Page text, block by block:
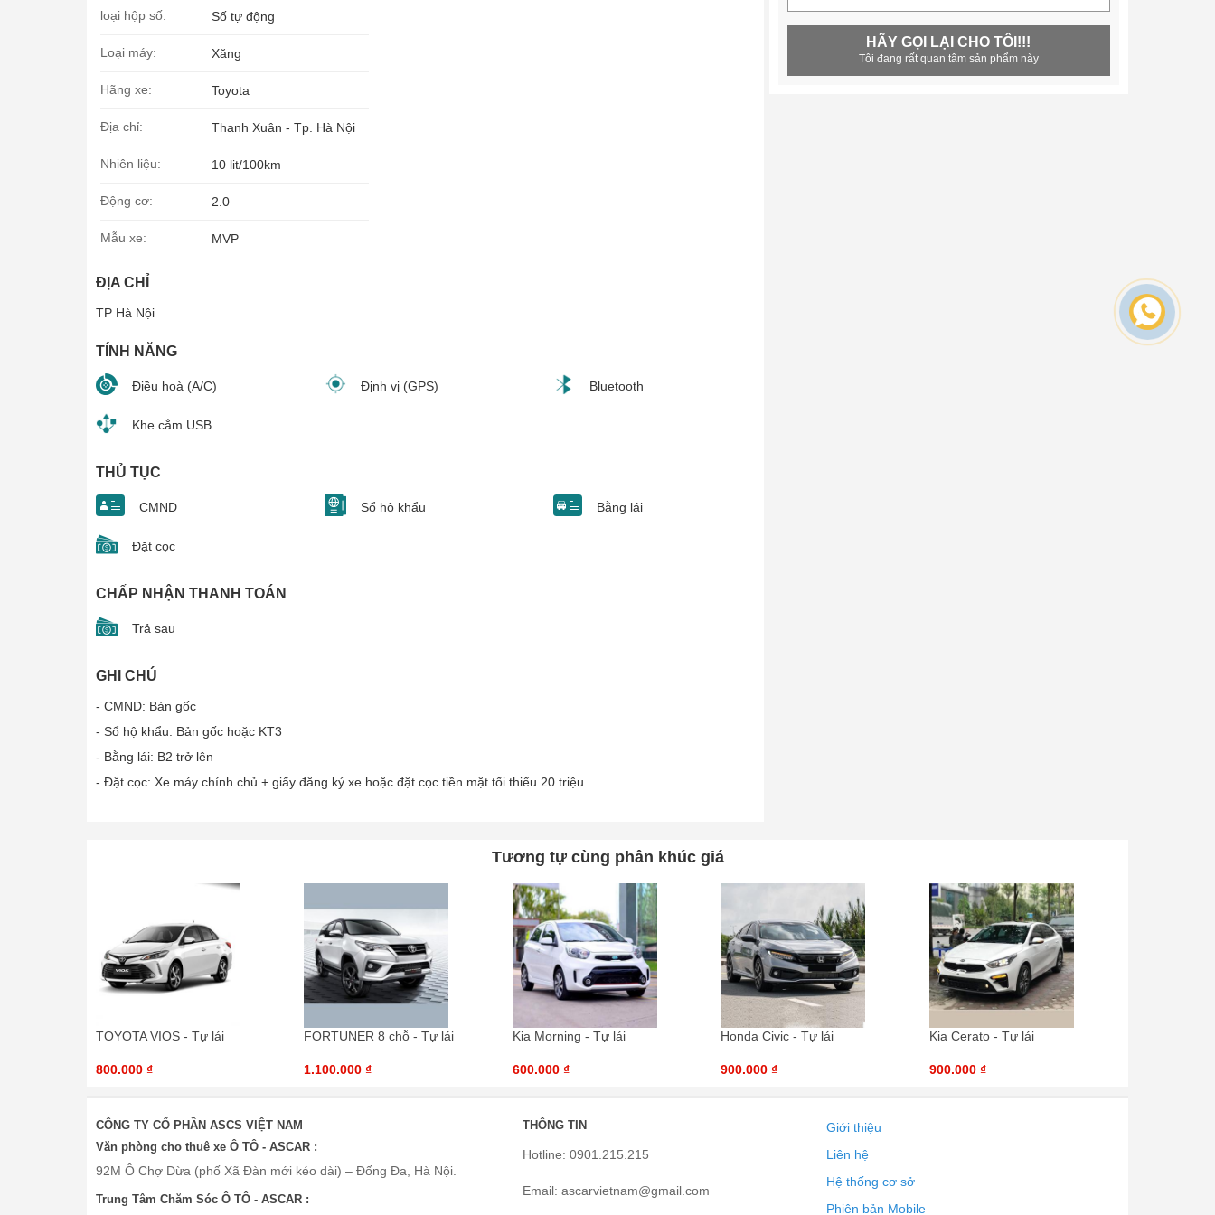
loại hộp số: Số tự động
Loại máy: Xăng
Hãng xe: Toyota
Địa chỉ: Thanh Xuân - Tp. Hà Nội
Nhiên liệu: 10 lit/100km
Động cơ: 2.0
Mẫu xe: MVP
ĐỊA CHỈ
TP Hà Nội
TÍNH NĂNG
Điều hoà (A/C) Định vị (GPS) Bluetooth
Khe cắm USB
THỦ TỤC
CMND Sổ hộ khẩu Bằng lái
Đặt cọc
CHẤP NHẬN THANH TOÁN
Trả sau
GHI CHÚ
- CMND: Bản gốc
- Sổ hộ khẩu: Bản gốc hoặc KT3
- Bằng lái: B2 trở lên
- Đặt cọc: Xe máy chính chủ + giấy đăng ký xe hoặc đặt cọc tiền mặt tối thiểu 20 triệu
HÃY GỌI LẠI CHO TÔI!!!
Tôi đang rất quan tâm sản phẩm này
Tương tự cùng phân khúc giá
TOYOTA VIOS - Tự lái
800.000 ₫
FORTUNER 8 chỗ - Tự lái
1.100.000 ₫
Kia Morning - Tự lái
600.000 ₫
Honda Civic - Tự lái
900.000 ₫
Kia Cerato - Tự lái
900.000 ₫
CÔNG TY CỔ PHẦN ASCS VIỆT NAM
Văn phòng cho thuê xe Ô TÔ - ASCAR :
92M Ô Chợ Dừa (phố Xã Đàn mới kéo dài) – Đống Đa, Hà Nội.
Trung Tâm Chăm Sóc Ô TÔ - ASCAR :
THÔNG TIN
Hotline: 0901.215.215
Email: ascarvietnam@gmail.com
Giới thiệu
Liên hệ
Hệ thống cơ sở
Phiên bản Mobile